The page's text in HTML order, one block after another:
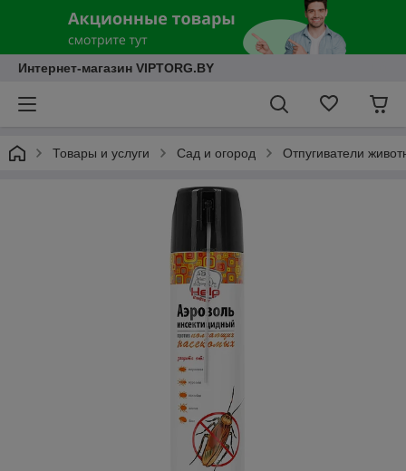
Интернет-магазин VIPTORG.BY
Товары и услуги Сад и огород Отпугиватели